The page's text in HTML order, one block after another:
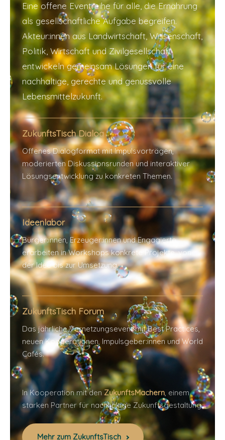
Eine offene Eventreihe für alle, die Ernährung
als gesellschaftliche Aufgabe begreifen.
Akteur:innen aus Landwirtschaft, Wissenschaft,
Politik, Wirtschaft und Zivilgesellschaft
entwickeln gemeinsam Lösungen für eine
nachhaltige, gerechte und genussvolle
Lebensmittelzukunft.
ZukunftsTisch Dialog
Offenes Dialogformat mit Impulsvorträgen,
moderierten Diskussionsrunden und interaktiver
Lösungsentwicklung zu konkreten Themen.
Ideenlabor
Bürger:innen, Erzeuger:innen und Engagierte
erarbeiten in Workshops konkrete Projekte, von
der Idee bis zur Umsetzung.
ZukunftsTisch Forum
Das jährliche Vernetzungsevent mit Best Practices,
neuen Kooperationen, Impulsgeber:innen und World
Cafés.
In Kooperation mit den ZukunftsMachern, einem
starken Partner für nachhaltige Zukunftsgestaltung.
Mehr zum ZukunftsTisch